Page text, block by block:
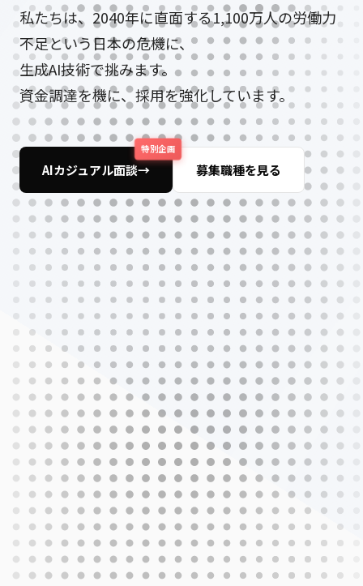
私たちは、2040年に直面する1,100万人の労働力
不足という日本の危機に、
生成AI技術で挑みます。
資金調達を機に、採用を強化しています。
特別企画
AIカジュアル面談 募集職種を見る